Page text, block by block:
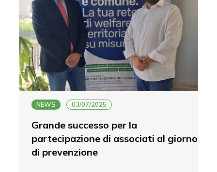
NEWS 03/07/2025
Grande successo per la
partecipazione di associati al giorno
di prevenzione